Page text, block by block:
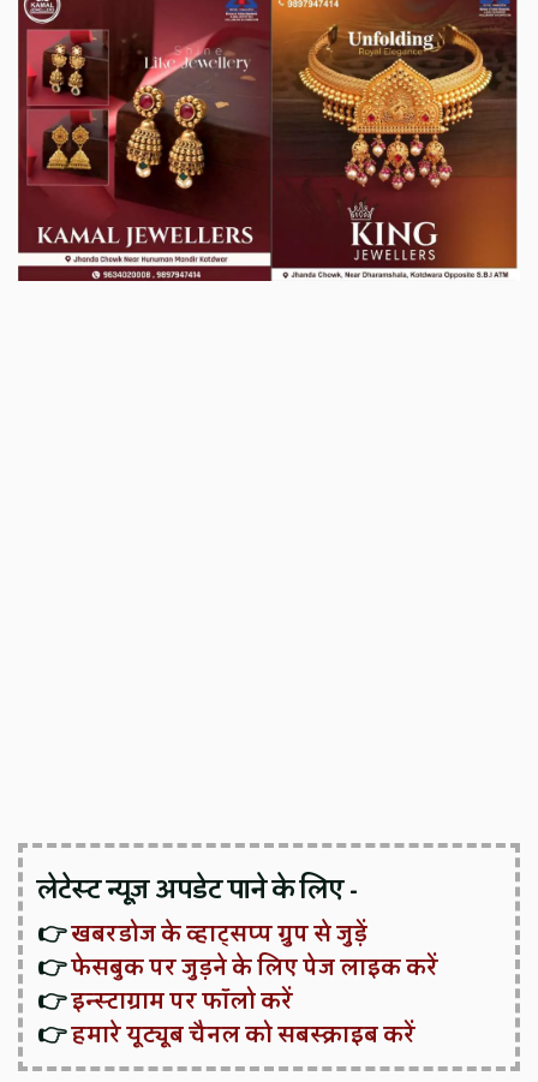
लेटेस्ट न्यूज़ अपडेट पाने के लिए -
👉खबरडोज के व्हाट्सप्प ग्रुप से जुड़ें
👉फेसबुक पर जुड़ने के लिए पेज लाइक करें
👉इन्स्टाग्राम पर फॉलो करें
👉हमारे यूट्यूब चैनल को सबस्क्राइब करें